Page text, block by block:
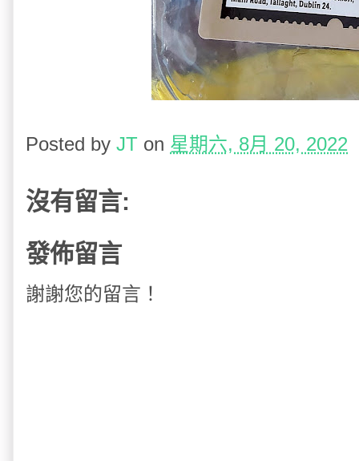
Posted by JT on 星期六, 8月 20, 2022
沒有留言:
發佈留言
謝謝您的留言！